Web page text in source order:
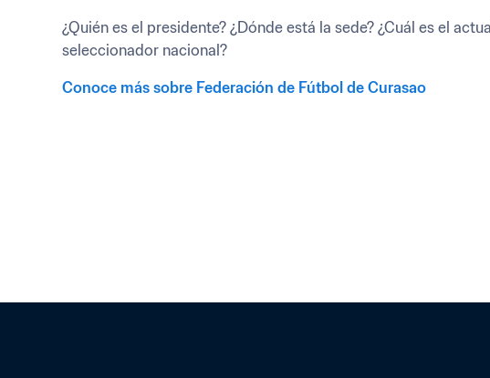
¿Quién es el presidente? ¿Dónde está la sede? ¿Cuál es el
seleccionador nacional?
Conoce más sobre Federación de Fútbol de Curasao